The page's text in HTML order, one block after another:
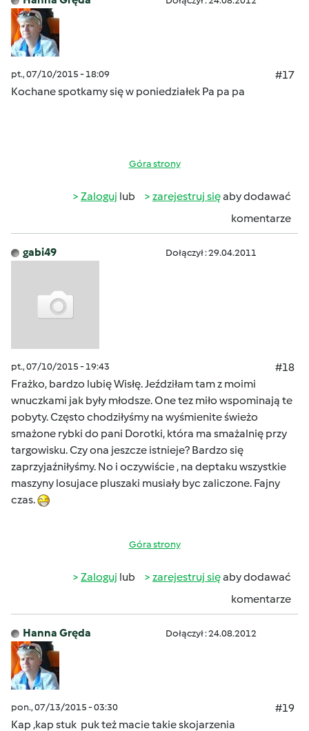
pt., 07/10/2015 - 18:09
#17
Kochanespotkamy się w poniedziałek Pa pa pa
Góra strony
Zaloguj lub zarejestruj sięaby dodawać
komentarze
gabi49 Dołączył : 29.04.2011
pt., 07/10/2015 - 19:43
#18
Frażko, bardzo lubię Wisłę. Jeździłam tam z moimi
wnuczkami jak były młodsze. One tez miło wspominają te
pobyty. Często chodziłyśmy na wyśmienite świeżo
smażone rybki do pani Dorotki, która ma smażalnię przy
targowisku. Czy ona jeszcze istnieje? Bardzo się
zaprzyjaźniłyśmy. No i oczywiście , na deptaku wszystkie
maszyny losujace pluszaki musiały byc zaliczone. Fajny
czas.
Góra strony
Zaloguj lub zarejestruj sięaby dodawać
komentarze
Hanna Gręda Dołączył : 24.08.2012
pon., 07/13/2015 - 03:30
#19
Kap ,kap stuk puk też macie takie skojarzenia